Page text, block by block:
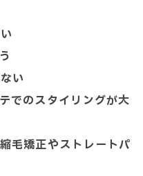
い
でのスタイリングが大
毛矯正やストレートパ